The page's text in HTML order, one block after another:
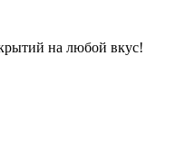
на любой вкус!